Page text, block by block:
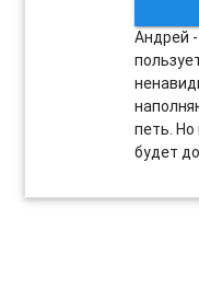
Андрей
петь. Но
будет